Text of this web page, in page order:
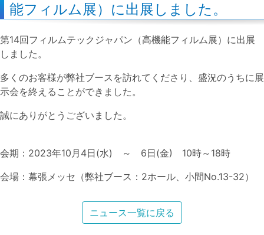
能フィルム展）に出展しました。
第14回フィルムテックジャパン（高機能フィルム展）に出展
しました。
多くのお客様が弊社ブースを訪れてくださり、盛況のうちに展
示会を終えることができました。
誠にありがとうございました。
会期：2023年10月4日(水) ～ 6日(金) 10時～18時
会場：幕張メッセ（弊社ブース：2ホール、小間No.13-32）
ニュース一覧に戻る